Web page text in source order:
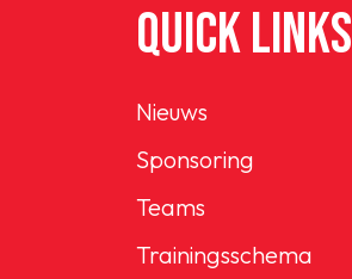
QUICK LINKS
Nieuws
Sponsoring
Teams
Trainingsschema